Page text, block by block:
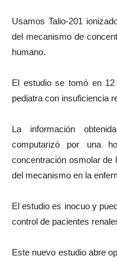
Usamos Talio-201
del mecanismo de
humano.
El estudio se tomó en
pediatra con insuficiencia
La información
computarizó por una
concentración osmolar de
del mecanismo en la
El estudio es inocuo y
control de pacientes
Este nuevo estudio abre